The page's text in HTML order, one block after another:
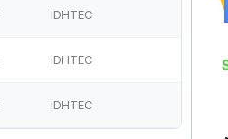
IDHTEC
IDHTEC
IDHTEC